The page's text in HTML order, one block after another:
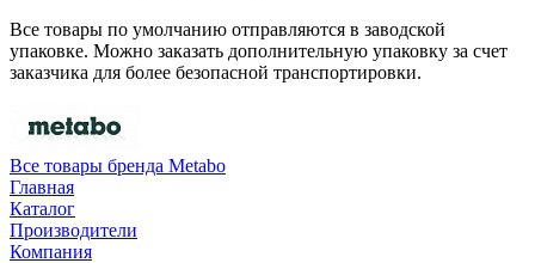
Все товары по умолчанию отправляются в заводской
упаковке. Можно заказать дополнительную упаковку за счет
заказчика для более безопасной транспортировки.
Все товары бренда Metabo
Главная
Каталог
Производители
Компания